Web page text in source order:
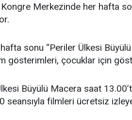
Merkezinde her hafta
sonu “Periler Ülkesi
gösterimleri, çocuklar için
Büyülü Macera saat
seansıyla filmleri ücretsiz